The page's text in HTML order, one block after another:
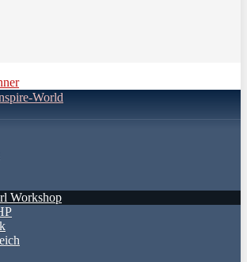
World
Workshop